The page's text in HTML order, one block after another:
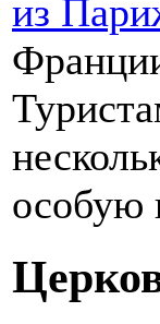
из
особую